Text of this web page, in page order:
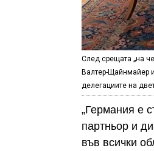
След срещата „на
Валтер-Щайнмайер
делегациите на
„Германия е
партньор и
във всички